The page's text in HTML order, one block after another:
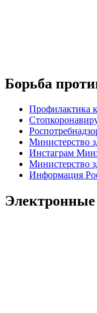
Борьба
Профилактика
Министерство
Инстаграм
Министерство
Информация
Электронные